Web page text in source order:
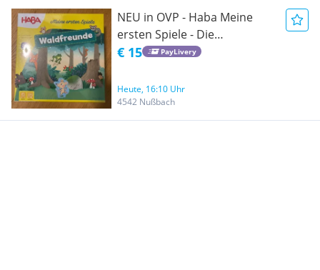
NEU in OVP - Haba Meine
ersten Spiele - Die
Waldfreunde 2+
€ 15 PayLivery
Heute, 16:10 Uhr
4542 Nußbach